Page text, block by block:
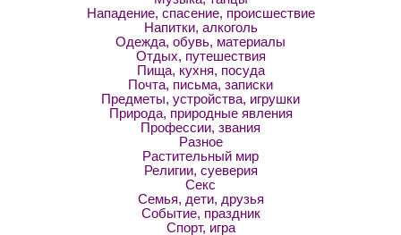
Нападение, спасение, происшествие
Напитки, алкоголь
Одежда, обувь, материалы
Отдых, путешествия
Пища, кухня, посуда
Почта, письма, записки
Предметы, устройства, игрушки
Природа, природные явления
Профессии, звания
Разное
Растительный мир
Религии, суеверия
Секс
Семья, дети, друзья
Событие, праздник
Спорт, игра